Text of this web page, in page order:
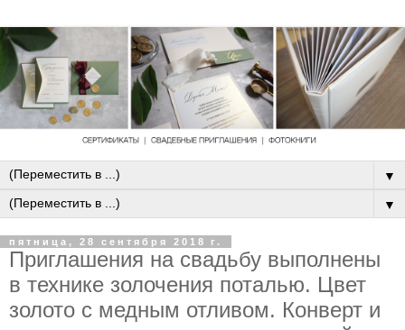
▼
▼
пятница, 28 сентября 2018 г.
Приглашения на свадьбу выполнены
в технике золочения поталью. Цвет
золото с медным отливом. Конверт и